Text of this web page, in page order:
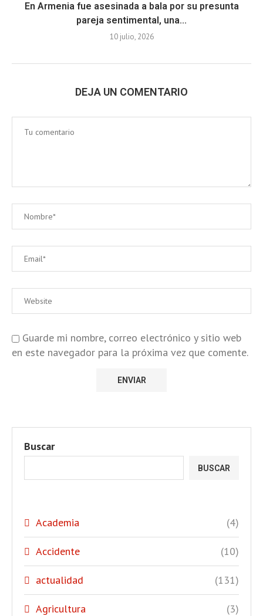
En Armenia fue asesinada a bala por su presunta
pareja sentimental, una...
10 julio, 2026
DEJA UN COMENTARIO
Guarde mi nombre, correo electrónico y sitio web
en este navegador para la próxima vez que comente.
Buscar
BUSCAR
Academia (4)
Accidente (10)
actualidad (131)
Agricultura (3)